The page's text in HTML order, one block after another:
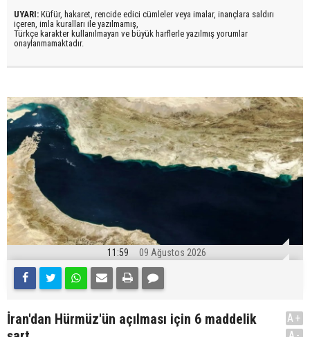
UYARI: Küfür, hakaret, rencide edici cümleler veya imalar, inançlara saldırı
içeren, imla kuralları ile yazılmamış,
Türkçe karakter kullanılmayan ve büyük harflerle yazılmış yorumlar
onaylanmamaktadır.
11:59 09 Ağustos 2026
İran'dan Hürmüz'ün açılması için 6 maddelik
A+